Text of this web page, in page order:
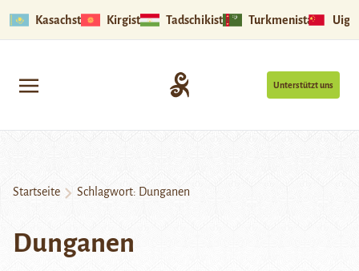
Kasachstan Kirgistan Tadschikistan Turkmenistan
Unterstützt uns
Startseite Schlagwort: Dunganen
Dunganen